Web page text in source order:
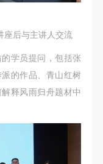
座后与主讲人交流
学员提问，包括张
的作品、青山红树
释风雨归舟题材中